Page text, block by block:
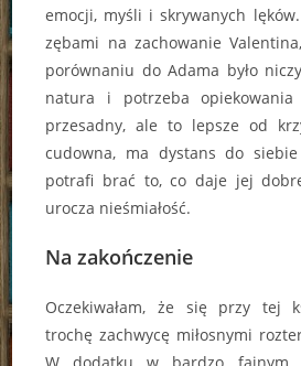
emocji, myśli i skrywanych
zębami na zachowanie
porównaniu do Adama było
natura i potrzeba
przesadny, ale to lepsze od
cudowna, ma dystans do
potrafi brać to, co daje jej
urocza nieśmiałość.
Na zakończenie
Oczekiwałam, że się przy tej
trochę zachwycę miłosnymi